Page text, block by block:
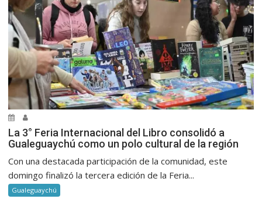
La 3° Feria Internacional del Libro consolidó a
Gualeguaychú como un polo cultural de la región
Con una destacada participación de la comunidad, este
domingo finalizó la tercera edición de la Feria...
Gualeguaychú